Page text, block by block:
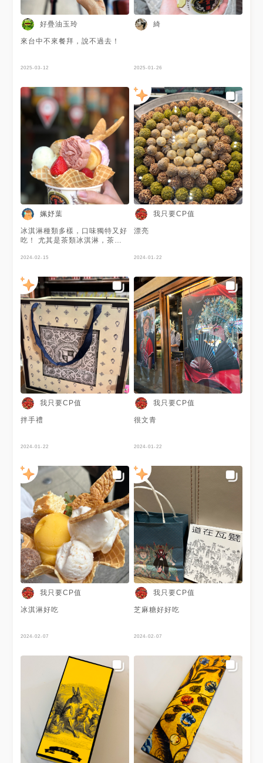
好疊油玉玲
來台中不來餐拜，說不過去！
2025-03-12
綺
2025-01-26
姵妤葉
冰淇淋種類多樣，口味獨特又好
吃！ 尤其是茶類冰淇淋，茶韻
2024-02-15
我只要CP值
漂亮
2024-01-22
我只要CP值
拌手禮
2024-01-22
我只要CP值
很文青
2024-01-22
我只要CP值
冰淇淋好吃
2024-02-07
我只要CP值
芝麻糖好好吃
2024-02-07